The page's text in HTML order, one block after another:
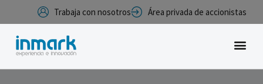
Trabaja con nosotros Área privada de accionistas